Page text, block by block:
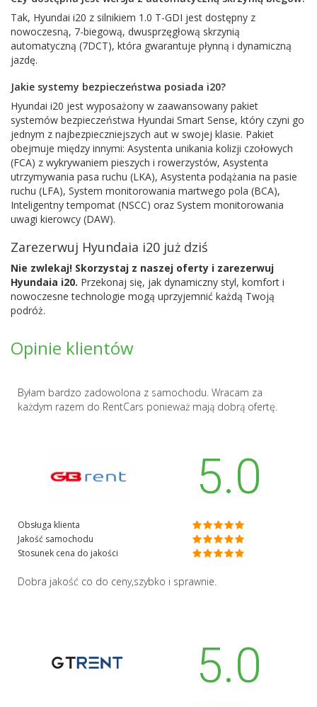
Tak, Hyundai i20 z silnikiem 1.0 T-GDI jest dostępny z
nowoczesną, 7-biegową, dwusprzęgłową skrzynią
automatyczną (7DCT), która gwarantuje płynną i dynamiczną
jazdę.
Jakie systemy bezpieczeństwa posiada i20?
Hyundai i20 jest wyposażony w zaawansowany pakiet
systemów bezpieczeństwa Hyundai Smart Sense, który czyni go
jednym z najbezpieczniejszych aut w swojej klasie. Pakiet
obejmuje między innymi: Asystenta unikania kolizji czołowych
(FCA) z wykrywaniem pieszych i rowerzystów, Asystenta
utrzymywania pasa ruchu (LKA), Asystenta podążania na pasie
ruchu (LFA), System monitorowania martwego pola (BCA),
Inteligentny tempomat (NSCC) oraz System monitorowania
uwagi kierowcy (DAW).
Zarezerwuj Hyundaia i20 już dziś
Nie zwlekaj! Skorzystaj z naszej oferty i zarezerwuj
Hyundaia i20. Przekonaj się, jak dynamiczny styl, komfort i
nowoczesne technologie mogą uprzyjemnić każdą Twoją
podróż.
Opinie klientów
Byłam bardzo zadowolona z samochodu. Wracam za
każdym razem do RentCars ponieważ mają dobrą ofertę.
5.0
Obsługa klienta
Jakość samochodu
Stosunek cena do jakości
Dobra jakość co do ceny,szybko i sprawnie.
5.0